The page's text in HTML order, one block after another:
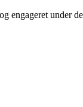
engageret under